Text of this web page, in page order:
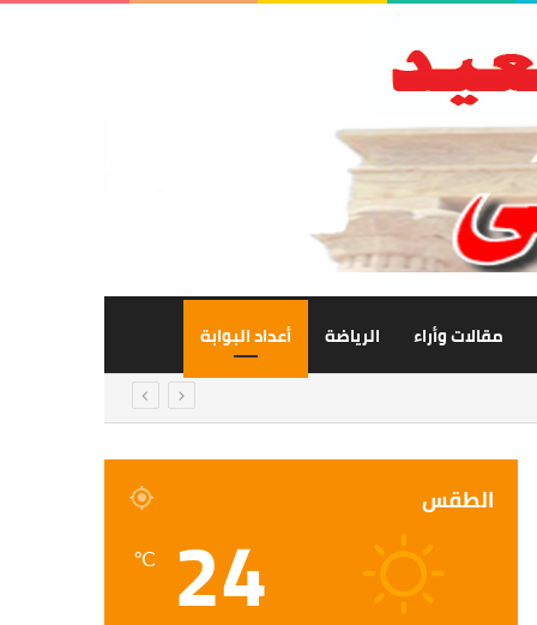
مقالات وأراء الرياضة أعداد البوابة
الطقس 24
℃